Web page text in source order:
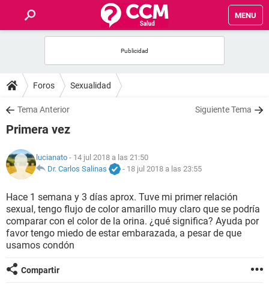
MENU
FOROS
SALUD
NUTRICIÓN
BIENESTAR
SEXUALIDAD
GLOSARIO
Foros Sexualidad
Tema Anterior Siguiente Tema
Primera vez
lucianato - 14 jul 2018 a las 21:50
Dr. Carlos Salinas
- 18 jul 2018 a las 23:55
Hace 1 semana y 3 días aprox. Tuve mi primer relación
sexual, tengo flujo de color amarillo muy claro que se podría
comparar con el color de la orina. ¿qué significa? Ayuda por
favor tengo miedo de estar embarazada, a pesar de que
usamos condón
Compartir